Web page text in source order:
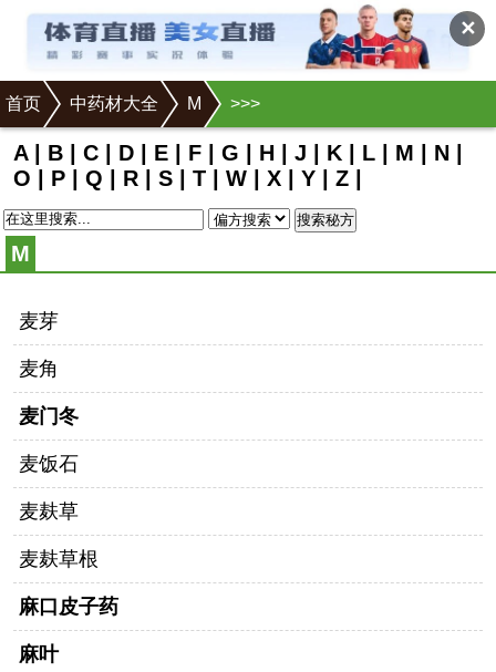
✕
首页 >
中药材大全 >
M >
A| B | C | D | E | F | G | H | J | K | L | M | N |
O | P | Q | R | S | T | W | X | Y | Z |
搜索秘方
M
麦芽
麦角
麦门冬
麦饭石
麦麸草
麦麸草根
麻口皮子药
麻叶